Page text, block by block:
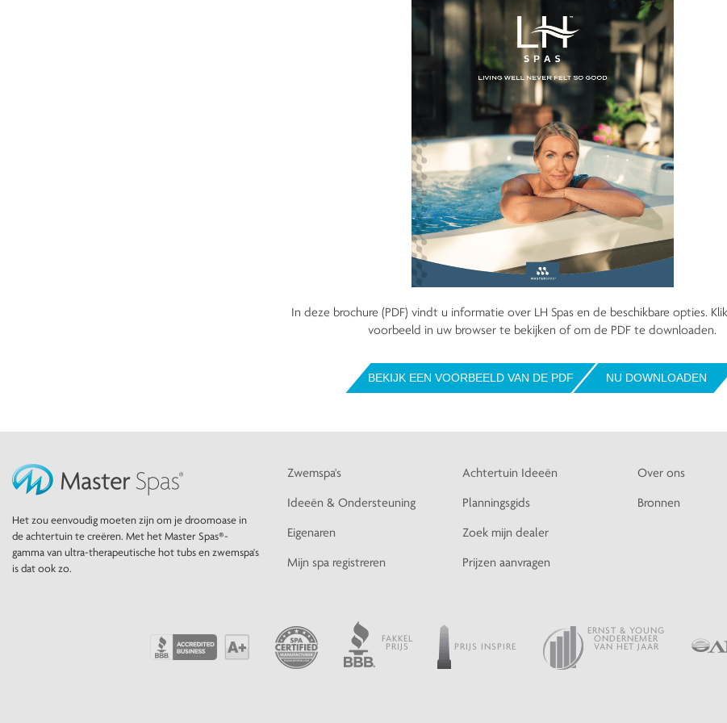
In deze brochure (PDF) vindt u informatie over LH Spas en de beschikbare opties.
voorbeeld in uw browser te bekijken of om de PDF te downloaden.
BEKIJK EEN VOORBEELD VAN DE PDF NU DOWNLOADEN
Het zou eenvoudig moeten zijn om je droomoase in
de achtertuin te creëren. Met het Master Spas®-
gamma van ultra-therapeutische hot tubs en zwemspa's
is dat ook zo.
Zwemspa's
Ideeën & Ondersteuning
Eigenaren
Mijn spa registreren
Achtertuin Ideeën
Planningsgids
Zoek mijn dealer
Prijzen aanvragen
Over ons
Bronnen
FAKKEL
PRIJS PRIJS INSPIRE
ERNST & YOUNG
ONDERNEMER
VAN HET JAAR